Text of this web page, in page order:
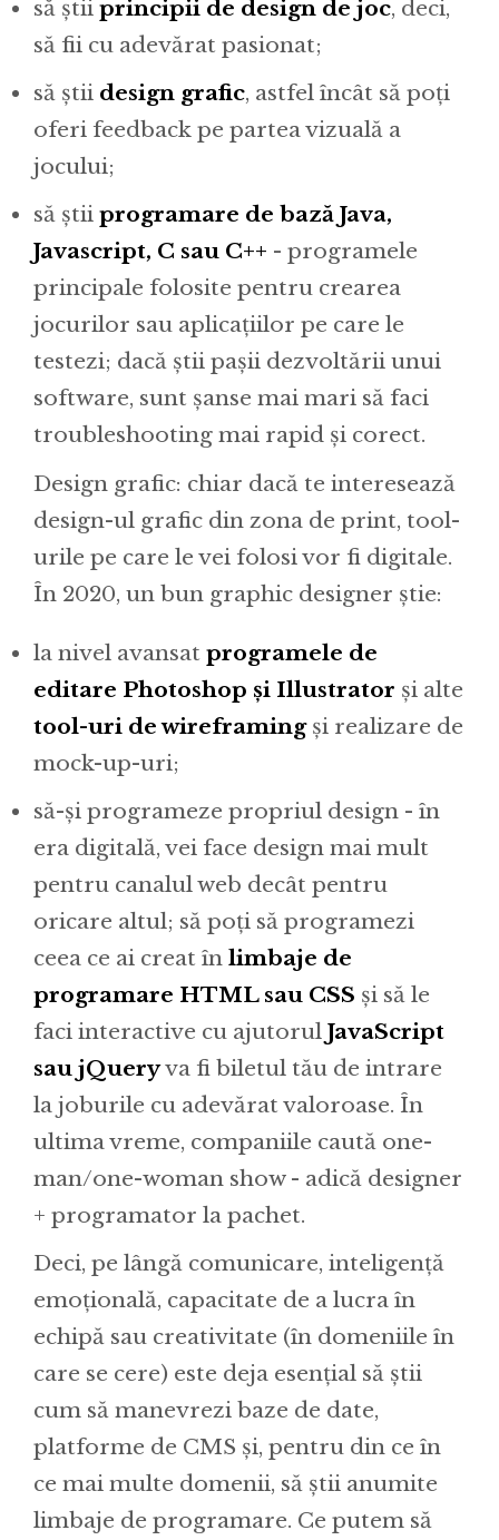
să știi principii de design de joc, deci,
să fii cu adevărat pasionat;
să știi design grafic, astfel încât să poți
oferi feedback pe partea vizuală a
jocului;
să știi programare de bază Java,
Javascript, C sau C++ - programele
principale folosite pentru crearea
jocurilor sau aplicațiilor pe care le
testezi; dacă știi pașii dezvoltării unui
software, sunt șanse mai mari să faci
troubleshooting mai rapid și corect.
Design grafic: chiar dacă te interesează
design-ul grafic din zona de print, tool-
urile pe care le vei folosi vor fi digitale.
În 2020, un bun graphic designer știe:
la nivel avansat programele de
editare Photoshop și Illustrator și alte
tool-uri de wireframingși realizare de
mock-up-uri;
să-și programeze propriul design - în
era digitală, vei face design mai mult
pentru canalul web decât pentru
oricare altul; să poți să programezi
ceea ce ai creat în limbaje de
programare HTML sau CSS și să le
faci interactive cu ajutorul JavaScript
sau jQueryva fi biletul tău de intrare
la joburile cu adevărat valoroase. În
ultima vreme, companiile caută one-
man/one-woman show - adică designer
+ programator la pachet.
Deci, pe lângă comunicare, inteligență
emoțională, capacitate de a lucra în
echipă sau creativitate (în domeniile în
care se cere) este deja esențial să știi
cum să manevrezi baze de date,
platforme de CMS și, pentru din ce în
ce mai multe domenii, să știi anumite
limbaje de programare. Ce putem să